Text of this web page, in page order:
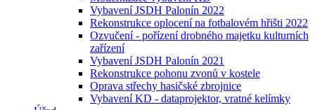
Vybavení JSDH Palonín 2022
Rekonstrukce oplocení na fotbalovém hřišti 2022
Ozvučení - pořízení drobného majetku kulturních
zařízení
Vybavení JSDH Palonín 2021
Rekonstrukce pohonu zvonů v kostele
Oprava střechy hasičské zbrojnice
Vybavení KD - dataprojektor, vratné kelímky